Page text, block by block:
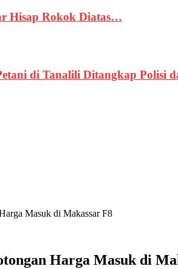
Hisap Rokok Diatas…
di Tanalili Ditangkap Polisi
Masuk di Makassar F8
Harga Masuk di